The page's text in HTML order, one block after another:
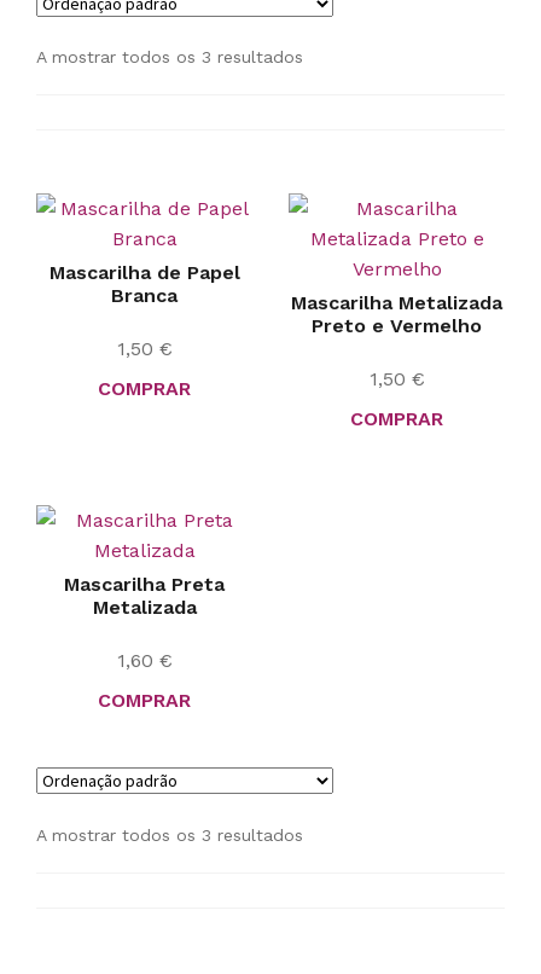
A mostrar todos os 3 resultados
Mascarilha de Papel
Branca
1,50 €
COMPRAR
Mascarilha Metalizada
Preto e Vermelho
1,50 €
COMPRAR
Mascarilha Preta
Metalizada
1,60 €
COMPRAR
A mostrar todos os 3 resultados